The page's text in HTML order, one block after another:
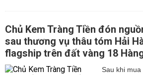
Chủ Kem Tràng Tiền đón
sau thương vụ thâu tóm Hải
flagship trên đất vàng 18
Sau khi mua